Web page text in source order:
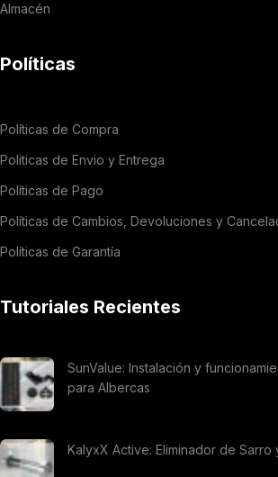
Almacén
Políticas
Políticas de Compra
Politicas de Envio y Entrega
Políticas de Pago
Políticas de Cambios, Devoluciones y
Políticas de Garantía
Tutoriales Recientes
SunValue: Instalación y
para Albercas
KalyxX Active: Eliminador de